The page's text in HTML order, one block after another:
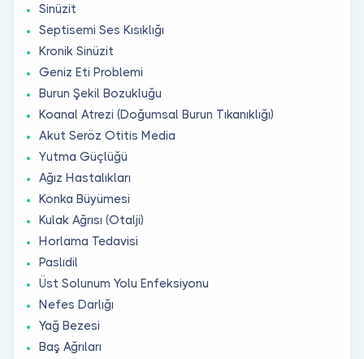
Sinüzit
Septisemi Ses Kısıklığı
Kronik Sinüzit
Geniz Eti Problemi
Burun Şekil Bozukluğu
Koanal Atrezi (Doğumsal Burun Tıkanıklığı)
Akut Seröz Otitis Media
Yutma Güçlüğü
Ağız Hastalıkları
Konka Büyümesi
Kulak Ağrısı (Otalji)
Horlama Tedavisi
Paslıdil
Üst Solunum Yolu Enfeksiyonu
Nefes Darlığı
Yağ Bezesi
Baş Ağrıları